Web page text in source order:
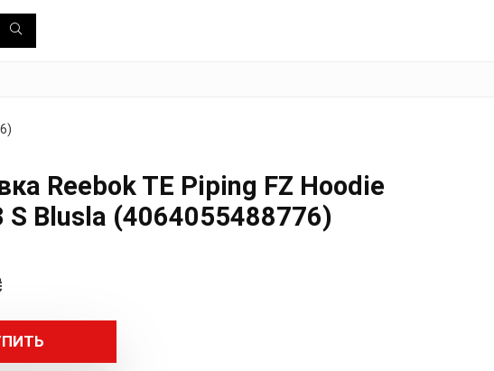
Reebok TE Piping FZ Hoodie
S Blusla (4064055488776)